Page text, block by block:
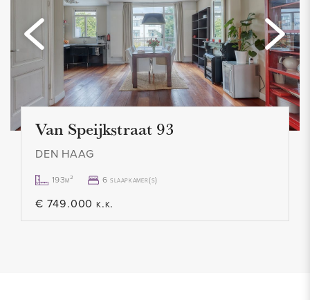
Van Speijkstraat 93
DEN HAAG
193m² 6 slaapkamer(s)
€ 749.000 k.k.